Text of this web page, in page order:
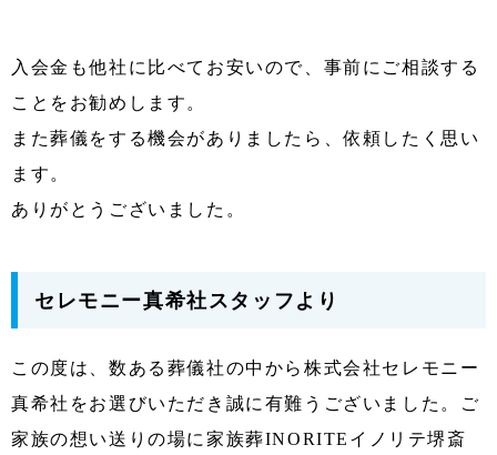
入会金も他社に比べてお安いので、事前にご相談する
ことをお勧めします。
また葬儀をする機会がありましたら、依頼したく思い
ます。
ありがとうございました。
セレモニー真希社スタッフより
この度は、数ある葬儀社の中から株式会社セレモニー
真希社をお選びいただき誠に有難うございました。ご
家族の想い送りの場に家族葬INORITEイノリテ堺斎